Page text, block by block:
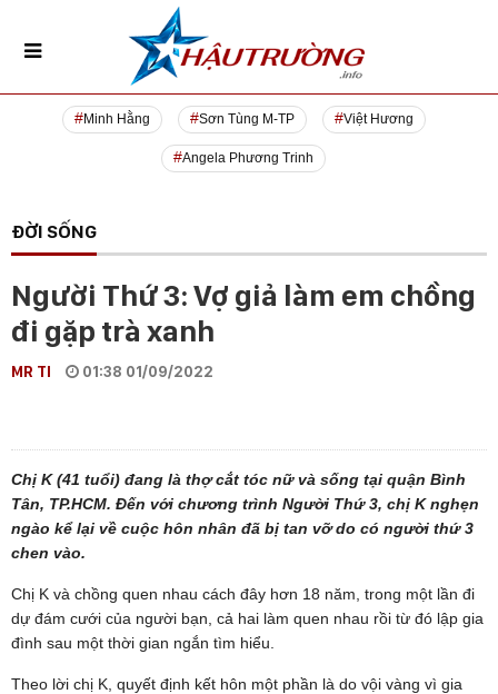
Minh Hằng Sơn Tùng M-TP Việt Hương
Angela Phương Trinh
ĐỜI SỐNG
Người Thứ 3: Vợ giả làm em chồng
đi gặp trà xanh
MR TI 01:38 01/09/2022
Chị K (41 tuổi) đang là thợ cắt tóc nữ và sống tại quận Bình
Tân, TP.HCM. Đến với chương trình Người Thứ 3, chị K nghẹn
ngào kể lại về cuộc hôn nhân đã bị tan vỡ do có người thứ 3
chen vào.
Chị K và chồng quen nhau cách đây hơn 18 năm, trong một lần đi
dự đám cưới của người bạn, cả hai làm quen nhau rồi từ đó lập gia
đình sau một thời gian ngắn tìm hiểu.
Theo lời chị K, quyết định kết hôn một phần là do vội vàng vì gia